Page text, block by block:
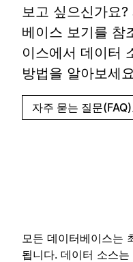
보고 싶으신가요
베이스 보기를 참
이스에서 데이터
방법을 알아보세
자주 묻는 질문
모든 데이터베이스는
됩니다. 데이터 소스